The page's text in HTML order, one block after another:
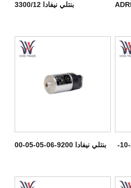
بنتلي نيفادا 3300/12
بنتلي نيفادا 9200-06-05-05-00
بنتلي نيفادا 330171-00-26-10-